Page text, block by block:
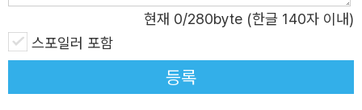
위에 포개지는”(「영원한 햇빛」) 영원의 빛을 발견한다. 그리
고 “미래의 아름다움”(「나의 실패」)을 믿으며 어쩌면 들리지
않고 사라져버릴지 모르는 노래를 계속하는 법을 배워나간
다. “슬픔이 외골격인 사람”(「유년」)이 되지 않으려고, “매일
현재 0/280byte (한글 140자 이내)
스포일러 포함
등록